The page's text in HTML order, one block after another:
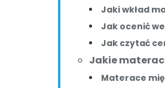
Jaki wkład
Jak ocenić
Jak czytać
Jakie
Materace